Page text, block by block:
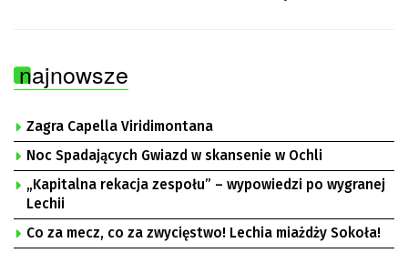
najnowsze
Zagra Capella Viridimontana
Noc Spadających Gwiazd w skansenie w Ochli
„Kapitalna rekacja zespołu” – wypowiedzi po wygranej
Lechii
Co za mecz, co za zwycięstwo! Lechia miażdży Sokoła!